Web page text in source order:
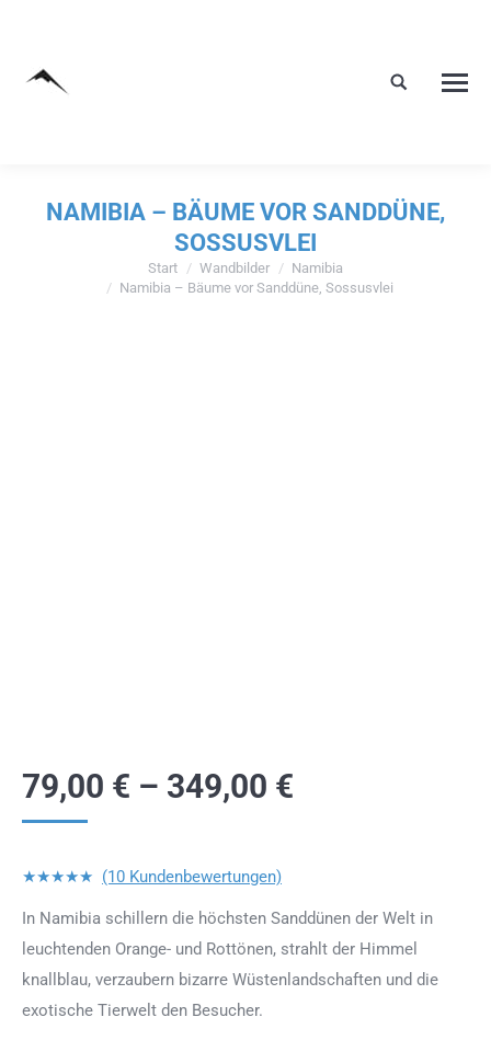
NAMIBIA – BÄUME VOR SANDDÜNE,
SOSSUSVLEI
Sie befinden sich hier:
Start Wandbilder
Namibia
Namibia – Bäume vor Sanddüne, Sossusvlei
79,00 € – 349,00 €
★★★★★ (10 Kundenbewertungen)
In Namibia schillern die höchsten Sanddünen der Welt in
leuchtenden Orange- und Rottönen, strahlt der Himmel
knallblau, verzaubern bizarre Wüstenlandschaften und die
exotische Tierwelt den Besucher.